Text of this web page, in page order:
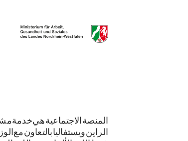
المنصة الاجتماعية هي خدمة
الراين-ويستفاليا بالتعاون مع